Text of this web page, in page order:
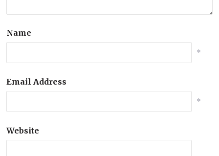
Name
*
Email Address
*
Website